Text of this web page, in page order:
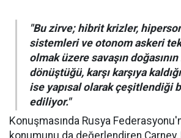
"Bu zirve; hibrit krizler,
sistemleri ve otonom askeri
olmak üzere savaşın doğasının
dönüştüğü, karşı karşıya
ise yapısal olarak çeşitlendiği
ediliyor."
Konuşmasında Rusya